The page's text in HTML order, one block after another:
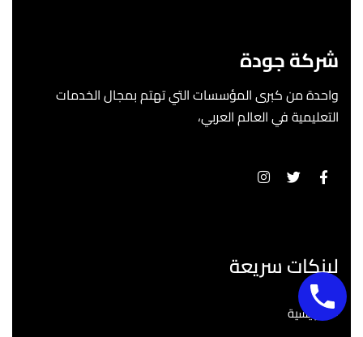
شركة جودة
واحدة من كبرى المؤسسات التي تهتم بمجال الخدمات
التعليمية في العالم العربي،
لينكات سريعة
الرئيسية